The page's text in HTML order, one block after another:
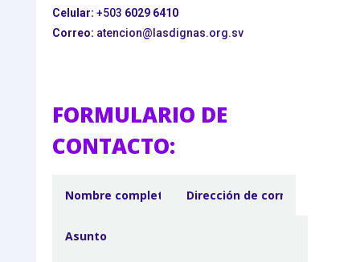
Celular: +503 6029 6410
Correo: atencion@lasdignas.org.sv
FORMULARIO DE
CONTACTO: